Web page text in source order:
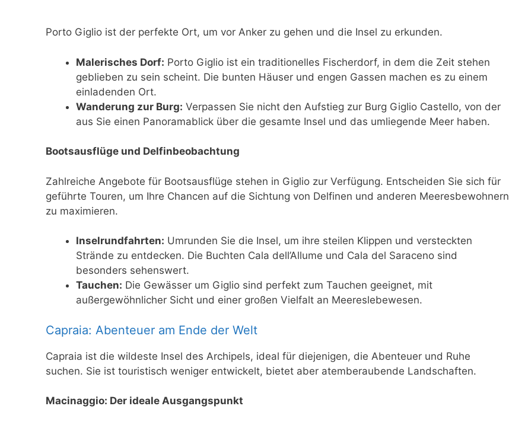
Porto Giglio ist der perfekte Ort, um vor Anker zu gehen und die Insel zu erkunden.
Malerisches Dorf: Porto Giglio ist ein traditionelles Fischerdorf, in dem die Zeit stehen
geblieben zu sein scheint. Die bunten Häuser und engen Gassen machen es zu einem
einladenden Ort.
Wanderung zur Burg: Verpassen Sie nicht den Aufstieg zur Burg Giglio Castello, von der
aus Sie einen Panoramablick über die gesamte Insel und das umliegende Meer haben.
Bootsausflüge und Delfinbeobachtung
Zahlreiche Angebote für Bootsausflüge stehen in Giglio zur Verfügung. Entscheiden Sie sich für
geführte Touren, um Ihre Chancen auf die Sichtung von Delfinen und anderen Meeresbewohnern
zu maximieren.
Inselrundfahrten: Umrunden Sie die Insel, um ihre steilen Klippen und versteckten
Strände zu entdecken. Die Buchten Cala dell’Allume und Cala del Saraceno sind
besonders sehenswert.
Tauchen: Die Gewässer um Giglio sind perfekt zum Tauchen geeignet, mit
außergewöhnlicher Sicht und einer großen Vielfalt an Meereslebewesen.
Capraia: Abenteuer am Ende der Welt
Capraia ist die wildeste Insel des Archipels, ideal für diejenigen, die Abenteuer und Ruhe
suchen. Sie ist touristisch weniger entwickelt, bietet aber atemberaubende Landschaften.
Macinaggio: Der ideale Ausgangspunkt